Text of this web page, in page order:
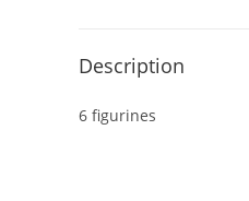
Description
6 figurines